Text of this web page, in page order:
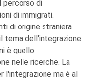
percorso di
di immigrati.
di origine straniera
tema dell'integrazione
è quello
nelle ricerche. La
l'integrazione ma è al